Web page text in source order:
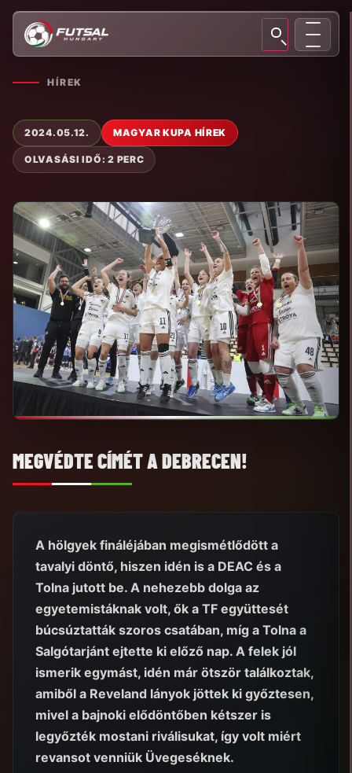
HÍREK
2024.05.12. MAGYAR KUPA HÍREK
OLVASÁSI IDŐ: 2 PERC
MEGVÉDTE CÍMÉT A DEBRECEN!
A hölgyek fináléjában megismétlődött a
tavalyi döntő, hiszen idén is a DEAC és a
Tolna jutott be. A nehezebb dolga az
egyetemistáknak volt, ők a TF együttesét
búcsúztatták szoros csatában, míg a Tolna a
Salgótarjánt ejtette ki előző nap. A felek jól
ismerik egymást, idén már ötször találkoztak,
amiből a Reveland lányok jöttek ki győztesen,
mivel a bajnoki elődöntőben kétszer is
legyőzték mostani riválisukat, így volt miért
revansot venniük Üvegeséknek.